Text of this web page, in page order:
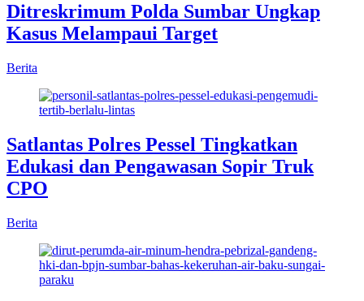
Ditreskrimum Polda Sumbar Ungkap
Kasus Melampaui Target
Berita
Satlantas Polres Pessel Tingkatkan
Edukasi dan Pengawasan Sopir Truk
CPO
Berita